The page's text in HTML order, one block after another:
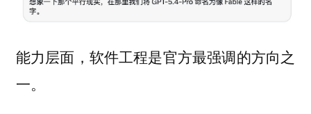
能力层面，软件工程是官方最强调的方向之
一。